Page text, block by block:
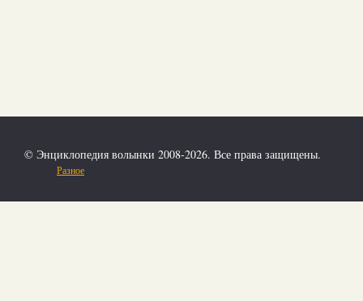
© Энциклопедия волынки 2008-2026. Все права защищены.
Разное